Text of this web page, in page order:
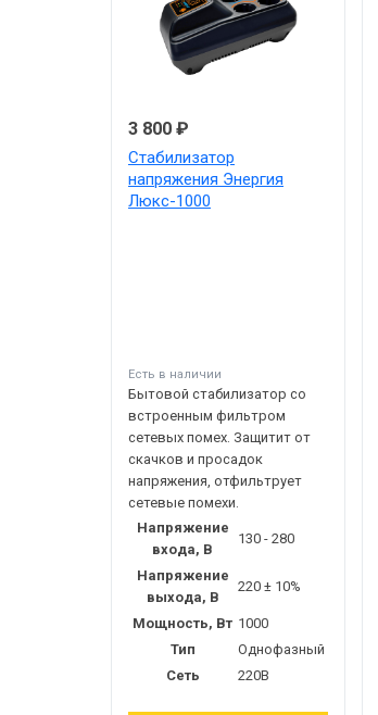
3 800 ₽
Стабилизатор
напряжения Энергия
Люкс-1000
Есть в наличии
Бытовой стабилизатор со
встроенным фильтром
сетевых помех. Защитит от
скачков и просадок
напряжения, отфильтрует
сетевые помехи.
Напряжение
входа, В
130 - 280
Напряжение
выхода, В
220 ± 10%
Мощность, Вт 1000
Тип
Однофазный
Сеть
220В